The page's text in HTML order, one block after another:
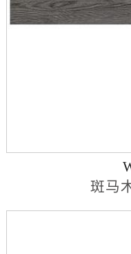
斑马